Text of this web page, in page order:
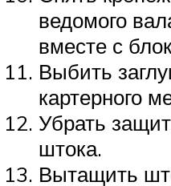
ведомого
вместе с
Выбить
картерного
Убрать
штока.
Вытащить